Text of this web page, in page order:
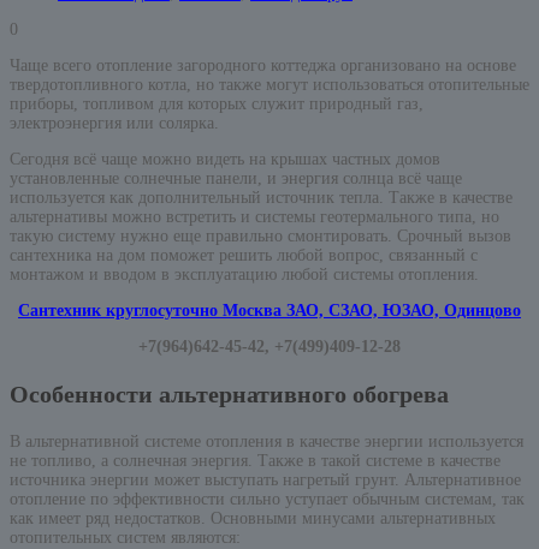
0
Чаще всего отопление загородного коттеджа организовано на основе
твердотопливного котла, но также могут использоваться отопительные
приборы, топливом для которых служит природный газ,
электроэнергия или солярка.
Сегодня всё чаще можно видеть на крышах частных домов
установленные солнечные панели, и энергия солнца всё чаще
используется как дополнительный источник тепла. Также в качестве
альтернативы можно встретить и системы геотермального типа, но
такую систему нужно еще правильно смонтировать. Срочный вызов
сантехника на дом поможет решить любой вопрос, связанный с
монтажом и вводом в эксплуатацию любой системы отопления.
Сантехник круглосуточно Москва ЗАО, СЗАО, ЮЗАО, Одинцово
+7(964)642-45-42, +7(499)409-12-28
Особенности альтернативного обогрева
В альтернативной системе отопления в качестве энергии используется
не топливо, а солнечная энергия. Также в такой системе в качестве
источника энергии может выступать нагретый грунт. Альтернативное
отопление по эффективности сильно уступает обычным системам, так
как имеет ряд недостатков. Основными минусами альтернативных
отопительных систем являются: